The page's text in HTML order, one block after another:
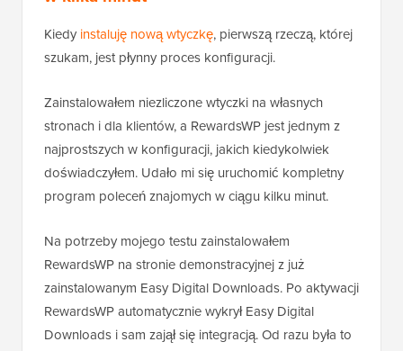
Kiedy instaluję nową wtyczkę, pierwszą rzeczą, której
szukam, jest płynny proces konfiguracji.
Zainstalowałem niezliczone wtyczki na własnych
stronach i dla klientów, a RewardsWP jest jednym z
najprostszych w konfiguracji, jakich kiedykolwiek
doświadczyłem. Udało mi się uruchomić kompletny
program poleceń znajomych w ciągu kilku minut.
Na potrzeby mojego testu zainstalowałem
RewardsWP na stronie demonstracyjnej z już
zainstalowanym Easy Digital Downloads. Po aktywacji
RewardsWP automatycznie wykrył Easy Digital
Downloads i sam zajął się integracją. Od razu była to